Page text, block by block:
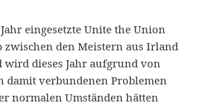
eingesetzte Unite the Union
zwischen den Meistern aus Irland
dieses Jahr aufgrund von
damit verbundenen Problemen
normalen Umständen hätten